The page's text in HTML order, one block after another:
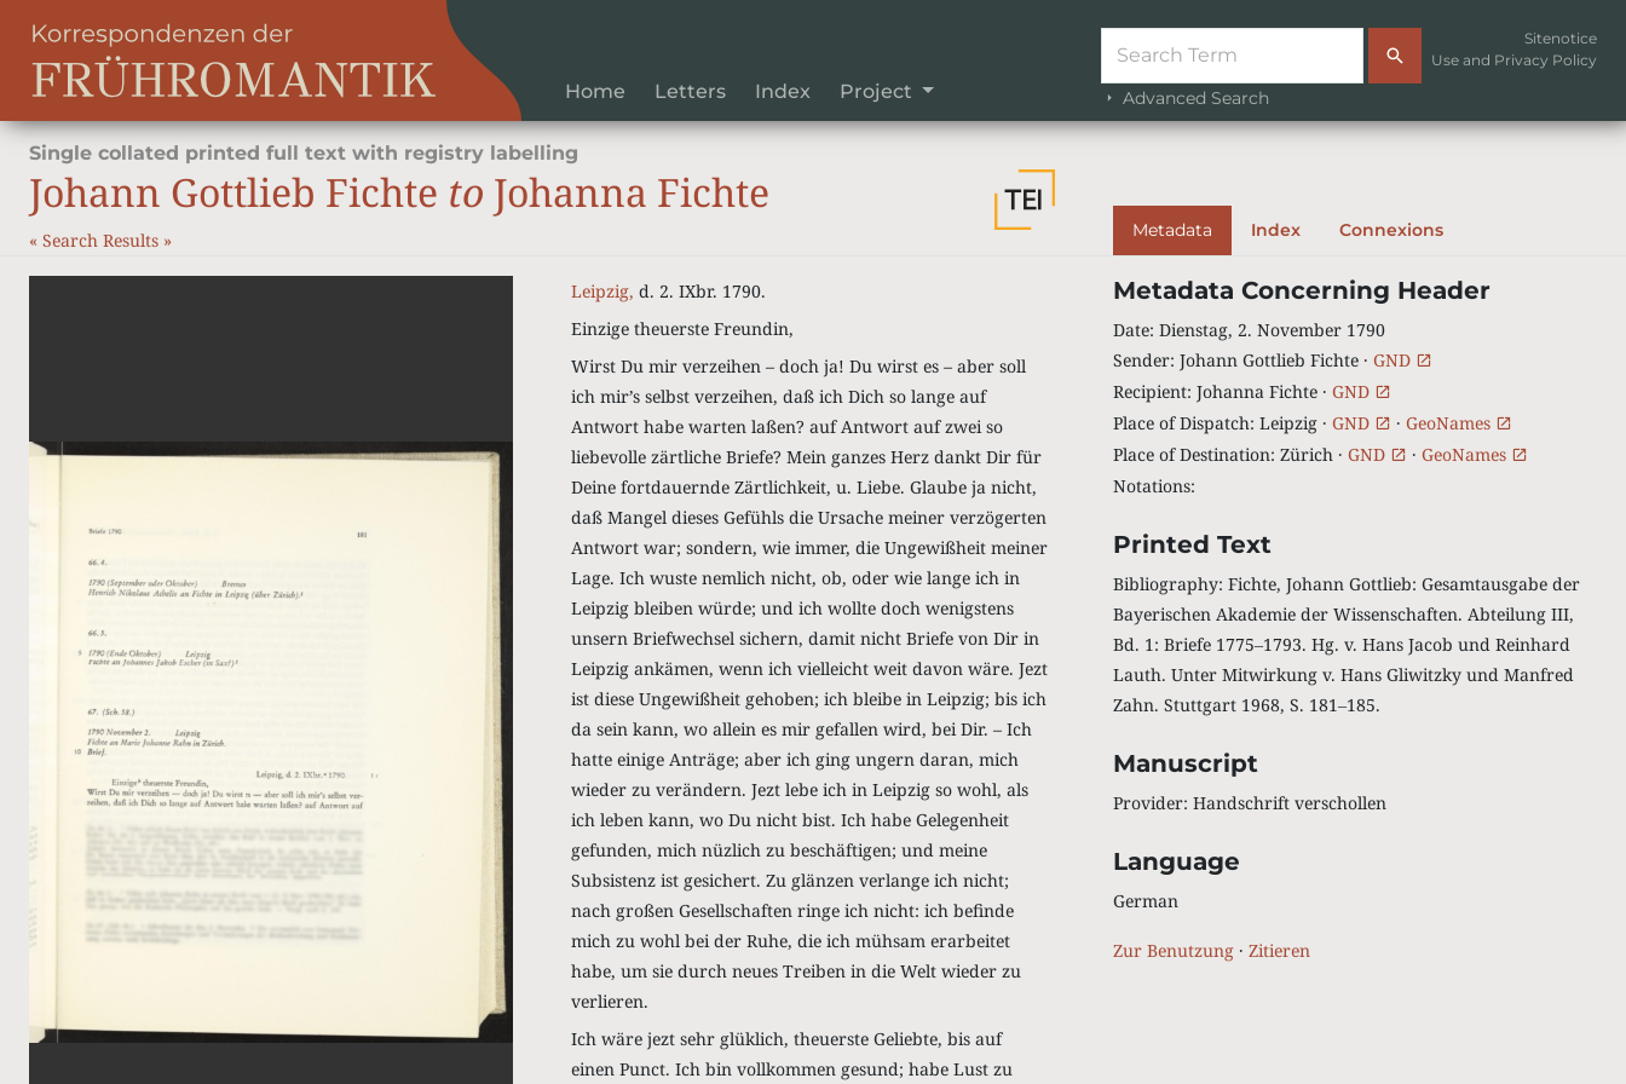
Home Letters Index Project Advanced Search
Sitenotice
Use and Privacy Policy
Single collated printed full text with registry labelling
Johann Gottlieb Fichte to Johanna Fichte
« Search Results » Metadata Index Connexions
Leipzig, d. 2. IXbr. 1790.
Einzige theuerste Freundin,
Wirst Du mir verzeihen – doch ja! Du wirst es – aber soll
ich mir’s selbst verzeihen, daß ich Dich so lange auf
Antwort habe warten laßen? auf Antwort auf zwei so
liebevolle zärtliche Briefe? Mein ganzes Herz dankt Dir für
Deine fortdauernde Zärtlichkeit, u. Liebe. Glaube ja nicht,
daß Mangel dieses Gefühls die Ursache meiner verzögerten
Antwort war; sondern, wie immer, die Ungewißheit meiner
Lage. Ich wuste nemlich nicht, ob, oder wie lange ich in
Leipzig bleiben würde; und ich wollte doch wenigstens
unsern Briefwechsel sichern, damit nicht Briefe von Dir in
Leipzig ankämen, wenn ich vielleicht weit davon wäre. Jezt
ist diese Ungewißheit gehoben; ich bleibe in Leipzig; bis ich
da sein kann, wo allein es mir gefallen wird, bei Dir. – Ich
hatte einige Anträge; aber ich ging ungern daran, mich
wieder zu verändern. Jezt lebe ich in Leipzig so wohl, als
ich leben kann, wo Du nicht bist. Ich habe Gelegenheit
gefunden, mich nüzlich zu beschäftigen; und meine
Subsistenz ist gesichert. Zu glänzen verlange ich nicht;
nach großen Gesellschaften ringe ich nicht: ich befinde
mich zu wohl bei der Ruhe, die ich mühsam erarbeitet
habe, um sie durch neues Treiben in die Welt wieder zu
verlieren.
Ich wäre jezt sehr glüklich, theuerste Geliebte, bis auf
einen Punct. Ich bin vollkommen gesund; habe Lust zu
Metadata Concerning Header
Date: Dienstag, 2. November 1790
Sender: Johann Gottlieb Fichte · GND
Recipient: Johanna Fichte · GND
Place of Dispatch: Leipzig · GND · GeoNames
Place of Destination: Zürich · GND · GeoNames
Notations:
Printed Text
Bibliography: Fichte, Johann Gottlieb: Gesamtausgabe der
Bayerischen Akademie der Wissenschaften. Abteilung III,
Bd. 1: Briefe 1775‒1793. Hg. v. Hans Jacob und Reinhard
Lauth. Unter Mitwirkung v. Hans Gliwitzky und Manfred
Zahn. Stuttgart 1968, S. 181‒185.
Manuscript
Provider: Handschrift verschollen
Language
German
Zur Benutzung· Zitieren